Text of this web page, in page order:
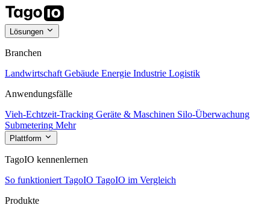
Lösungen
Branchen
Landwirtschaft Gebäude Energie Industrie Logistik
Anwendungsfälle
Vieh-Echtzeit-Tracking Geräte & Maschinen Silo-Überwachung
Submetering Mehr
Plattform
TagoIO kennenlernen
So funktioniert TagoIO TagoIO im Vergleich
Produkte